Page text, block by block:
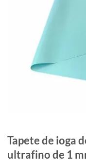
Tapete de ioga
ultrafino de 1